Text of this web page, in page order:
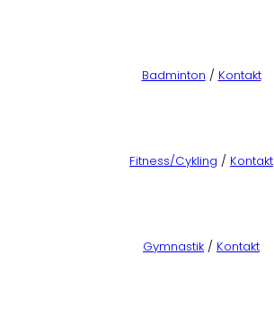
Badminton / Kontakt
Fitness/Cykling / Kontakt
Gymnastik / Kontakt